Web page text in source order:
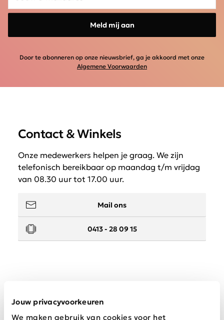
Jouw privacyvoorkeuren
We maken gebruik van cookies voor het
Meld mij aan
Door te abonneren op onze nieuwsbrief, ga je akkoord met onze
Algemene Voorwaarden
Contact & Winkels
Onze medewerkers helpen je graag. We zijn
telefonisch bereikbaar op maandag t/m vrijdag
van 08.30 uur tot 17.00 uur.
Mail ons
0413 - 28 09 15